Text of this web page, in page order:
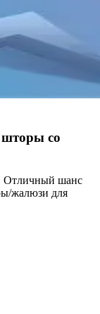
шторы со
Отличный шанс
жалюзи для